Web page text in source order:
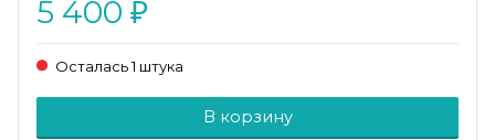
5 400 ₽
Осталась 1 штука
В корзину